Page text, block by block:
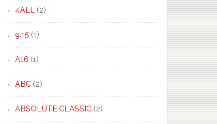
4ALL(2)
9.15(1)
A16(1)
ABC(2)
ABSOLUTE CLASSIC(2)